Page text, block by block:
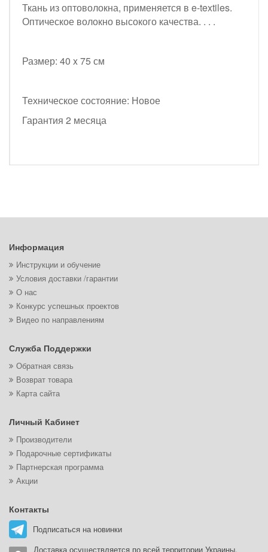
Ткань из оптоволокна, применяется в e-textiles.
Оптическое волокно высокого качества. . . .
Размер: 40 x 75 см
Техническое состояние: Новое
Гарантия 2 месяца
Информация
Инструкции и обучение
Условия доставки /гарантии
О нас
Конкурс успешных проектов
Видео по направлениям
Служба Поддержки
Обратная связь
Возврат товара
Карта сайта
Личный Кабинет
Производители
Подарочные сертификаты
Партнерская программа
Акции
Контакты
Подписаться на новинки
Доставка осуществляется по всей территории Украины.